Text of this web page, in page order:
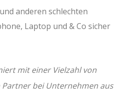
anderen schlechten
Laptop und & Co sicher
mit einer Vielzahl von
bei Unternehmen aus